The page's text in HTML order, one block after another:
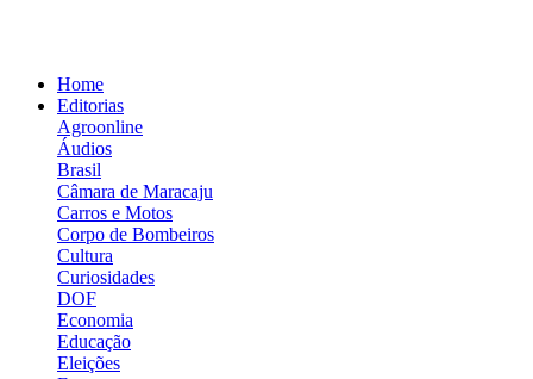
Home
Editorias
Agroonline
Áudios
Brasil
Câmara de Maracaju
Carros e Motos
Corpo de Bombeiros
Cultura
Curiosidades
DOF
Economia
Educação
Eleições